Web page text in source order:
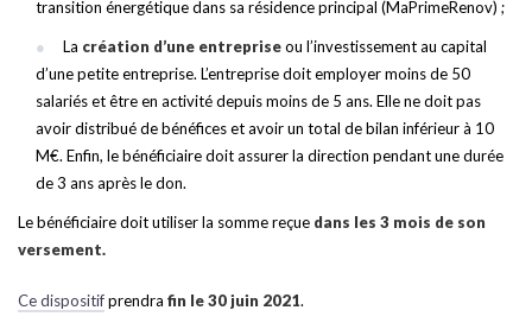
transition énergétique dans sa résidence principal (MaPrimeRenov) ;
La création d’une entrepriseou l’investissement au capital
d’une petite entreprise. L’entreprise doit employer moins de 50
salariés et être en activité depuis moins de 5 ans. Elle ne doit pas
avoir distribué de bénéfices et avoir un total de bilan inférieur à 10
M€. Enfin, le bénéficiaire doit assurer la direction pendant une durée
de 3 ans après le don.
Le bénéficiaire doit utiliser la somme reçue dans les 3 mois de son
versement.
Ce dispositifprendra fin le 30 juin 2021.